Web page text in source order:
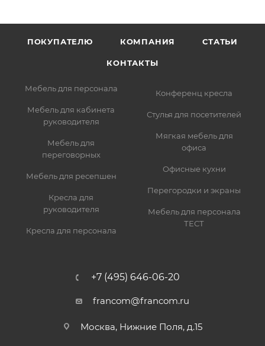
ПОКУПАТЕЛЮ КОМПАНИЯ СТАТЬИ
КОНТАКТЫ
Мебель для персонала
Мебель для кабинета
руководителя
Мебель для
переговорных
Мебель для ресепшен
Кресла для
руководителя
Кресла для персонала
Конференц кресла
Стулья для посетителей
Мягкая мебель для
офиса
Офисные кухни
Перегородки и экраны
Мебель для персонала
ТЕСТ
+7 (495) 646-06-20
francom@francom.ru
Москва, Нижние Поля, д.15